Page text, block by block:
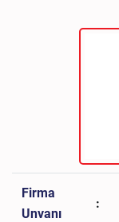
Firma
Unvanı
: